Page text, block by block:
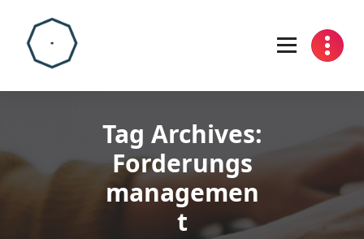
content
Tag Archives:
Forderungs
managemen
t